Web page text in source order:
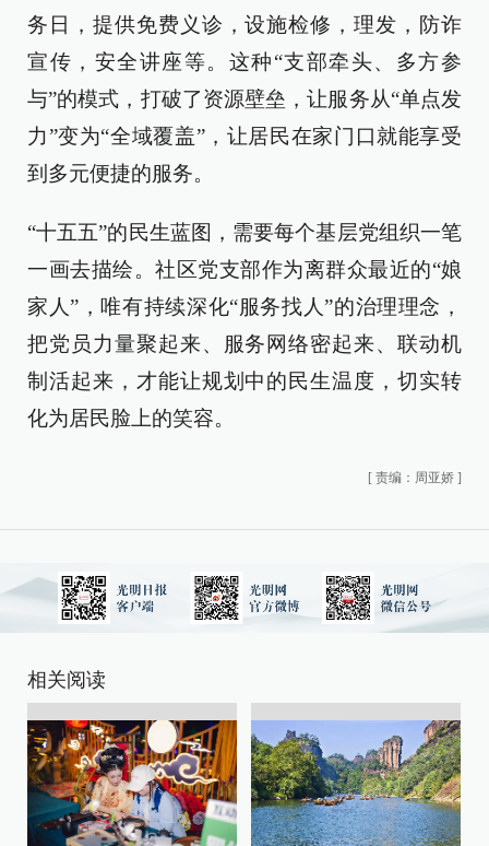
务日，提供免费义诊，设施检修，理发，防诈
宣传，安全讲座等。这种“支部牵头、多方参
与”的模式，打破了资源壁垒，让服务从“单点发
力”变为“全域覆盖”，让居民在家门口就能享受
到多元便捷的服务。
“十五五”的民生蓝图，需要每个基层党组织一笔
一画去描绘。社区党支部作为离群众最近的“娘
家人”，唯有持续深化“服务找人”的治理理念，
把党员力量聚起来、服务网络密起来、联动机
制活起来，才能让规划中的民生温度，切实转
化为居民脸上的笑容。
[ 责编：周亚娇 ]
相关阅读